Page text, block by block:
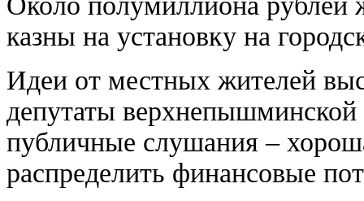
казны на установку на
Идеи от местных жителей
депутаты
публичные слушания –
распределить финансовые